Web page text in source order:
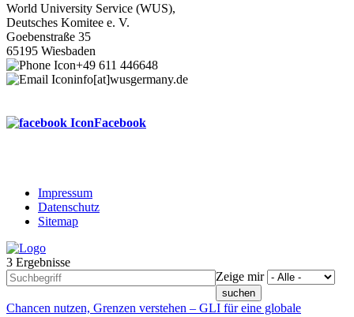
World University Service (WUS),
Deutsches Komitee e. V.
Goebenstraße 35
65195 Wiesbaden
+49 611 446648
info[at]wusgermany.de
Facebook
Footer
menu
Impressum
Datenschutz
Sitemap
3 Ergebnisse
Zeige mir
Chancen nutzen, Grenzen verstehen – GLI für eine globale